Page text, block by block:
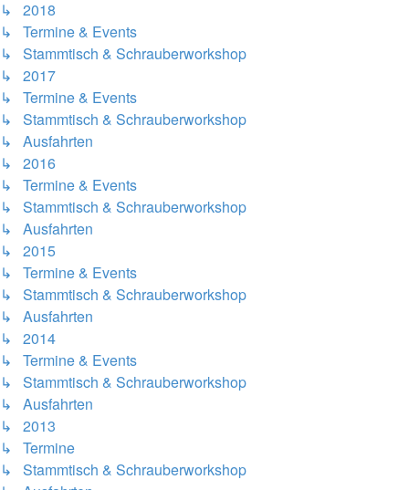
↳ 2018
↳ Termine & Events
↳ Stammtisch & Schrauberworkshop
↳ 2017
↳ Termine & Events
↳ Stammtisch & Schrauberworkshop
↳ Ausfahrten
↳ 2016
↳ Termine & Events
↳ Stammtisch & Schrauberworkshop
↳ Ausfahrten
↳ 2015
↳ Termine & Events
↳ Stammtisch & Schrauberworkshop
↳ Ausfahrten
↳ 2014
↳ Termine & Events
↳ Stammtisch & Schrauberworkshop
↳ Ausfahrten
↳ 2013
↳ Termine
↳ Stammtisch & Schrauberworkshop